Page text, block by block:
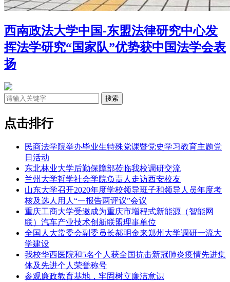
西南政法大学中国-东盟法律研究中心发
挥法学研究“国家队”优势获中国法学会表
扬
点击排行
民商法学院举办毕业生特殊党课暨党史学习教育主题党
日活动
东北林业大学后勤保障部莅临我校调研交流
兰州大学哲学社会学院负责人走访西安校友
山东大学召开2020年度学校领导班子和领导人员年度考
核及选人用人“一报告两评议”会议
重庆工商大学受邀成为重庆市增程式新能源（智能网
联）汽车产业技术创新联盟理事单位
全国人大常委会副委员长郝明金来郑州大学调研一流大
学建设
我校华西医院和5名个人获全国抗击新冠肺炎疫情先进集
体及先进个人荣誉称号
参观廉政教育基地，牢固树立廉洁意识